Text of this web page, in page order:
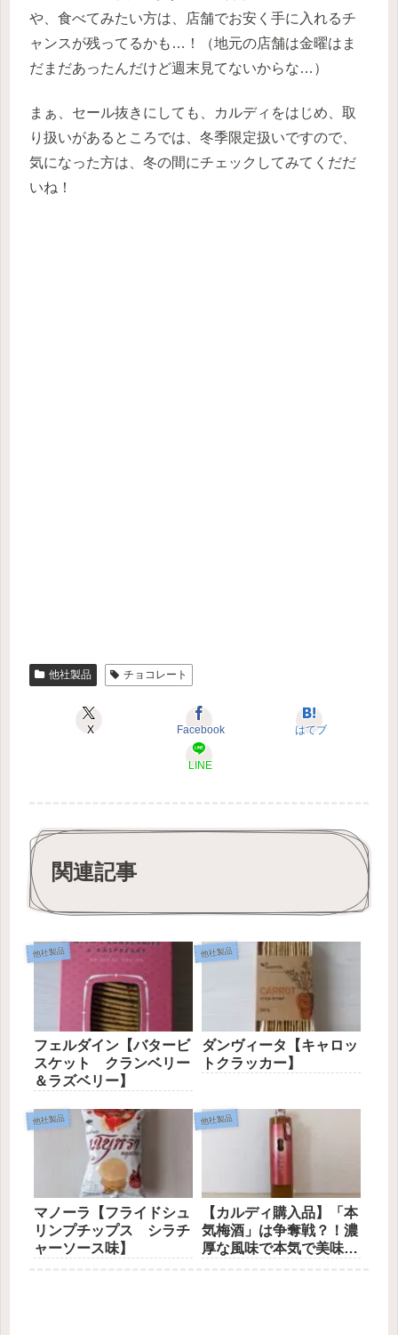
や、食べてみたい方は、店舗でお安く手に入れるチ
ャンスが残ってるかも…！（地元の店舗は金曜はま
だまだあったんだけど週末見てないからな…）
まぁ、セール抜きにしても、カルディをはじめ、取
り扱いがあるところでは、冬季限定扱いですので、
気になった方は、冬の間にチェックしてみてくだだ
いね！
他社製品 チョコレート
X Facebook はてブ
LINE
関連記事
他社製品
フェルダイン【バタービ
スケット クランベリー
＆ラズベリー】
他社製品
ダンヴィータ【キャロッ
トクラッカー】
他社製品
マノーラ【フライドシュ
リンプチップス シラチ
ャーソース味】
他社製品
【カルディ購入品】「本
気梅酒」は争奪戦？！濃
厚な風味で本気で美味